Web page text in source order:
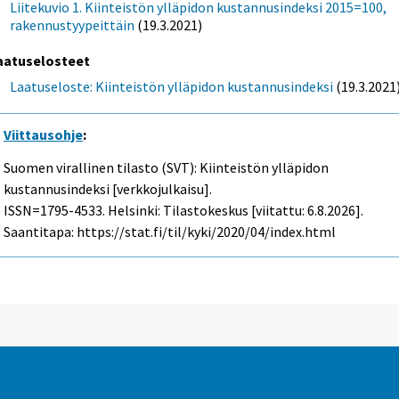
Liitekuvio 1. Kiinteistön ylläpidon kustannusindeksi 2015=100,
rakennustyypeittäin (19.3.2021)
Laatuseloste: Kiinteistön ylläpidon kustannusindeksi
Viittausohje:
Suomen virallinen tilasto (SVT): Kiinteistön ylläpidon
kustannusindeksi [verkkojulkaisu].
ISSN=1795-4533. Helsinki: Tilastokeskus [viitattu: 6.8.2026].
Saantitapa: https://stat.fi/til/kyki/2020/04/index.html